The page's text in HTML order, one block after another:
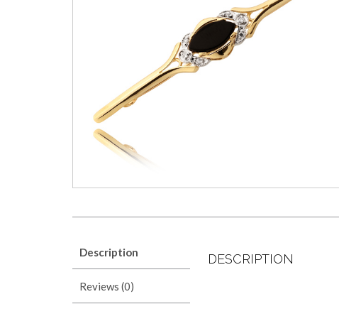
Description
Reviews (0)
DESCRIPTION